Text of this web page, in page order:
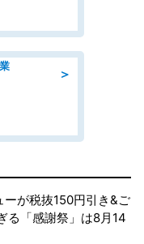
＞
ーが税抜150円引き&ご
る「感謝祭」は8月14